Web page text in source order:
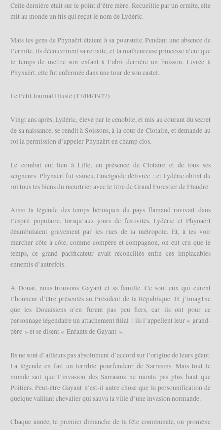
Celle dernière était sur le point d’être mère. Recueillie par un ermite, elle
mit au monde un fils qui reçut le nom de Lydéric.
Mais les gens de Phynaërt étaient à sa poursuite. Pendant une absence de
l’ermite, ils découvrirent sa retraite, et la malheureuse princesse n’eut que
le temps de mettre son enfant à l’abri derrière un buisson. Livrée à
Phynaërt, elle fut enfermée dans une tour de son castel.
Le Petit Journal Illusté (17/04/1927)
Vingt ans après, Lydéric, élevé par le cénobite, et mis au courant du secret
de sa naissance, se rendit à Soissons, à la cour de Clotaire, et demande au
roi la permission d’appeler Phynaërt en champ clos.
Le combat eut lieu à Lille, en présence de Clotaire et de tous ses
seigneurs. Phynaërt fut vaincu, Emelgaïde délivrée ; et Lydéric obtint du
roi tous les biens du meurtrier avec le titre de Grand Forestier de Flandre.
Ainsi la légende des temps héroïques du pays flamand ravivait dans
l’esprit populaire, lorsqu’aux jours de festivités, Lydéric el Phynaërt
déambulaient gravement par les rues de la métropole. Et, à les voir
marcher côte à côte, comme compère et compagnon, on eut cru que le
temps, ce grand pacificateur avait réconciliés enfin ces implacables
ennemis d’autrefois.
A Douai, nous trouvons Gayant et sa famille. Ce sont eux qui eurent
l’honneur d’être présentés au Président de la République. Et j’imag1nc
que les Douaisiens n’en furent pas peu fiers, car ils ont pour ce
personnage légendaire un attachement filial : ils l’appellent leur « grand-
père » et se disent « Enfants de Gayant ».
Ils ne sont d’ailleurs pas absolument d’accord sur l’origine de leurs géant.
La légende en fait un terrible pourfendeur de Sarrasins. Mais tout le
monde sait que l’invasion des Sarrasins ne monta pas plus haut que
Poitiers. Peut-être Gayant n’est-il autre chose que la personnification de
quelque vaillant chevalier qui sauva la ville d’une invasion normande.
Chaque année, le premier dimanche de la fête communale, on promène